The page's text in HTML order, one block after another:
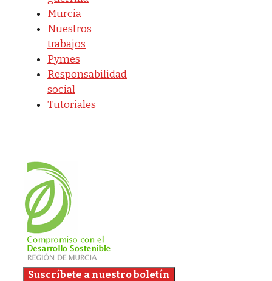
Murcia
Nuestros
trabajos
Pymes
Responsabilidad
social
Tutoriales